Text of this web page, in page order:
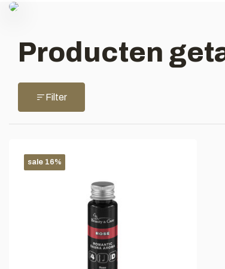
Producten
Filter
sale 16%